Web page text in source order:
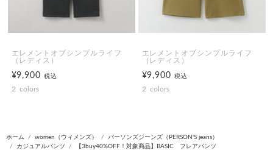
エレメントオブシンプルライフ
（レディス）
¥9,900税込
2 colors
エレメントオブシンプルライフ
（レディス）
¥9,900税込
2 colors
ホーム women（ウィメンズ）
パーソンズジーンズ（PERSON'S jeans）
カジュアルパンツ
【3buy40%OFF！対象商品】BASIC フレアパンツ